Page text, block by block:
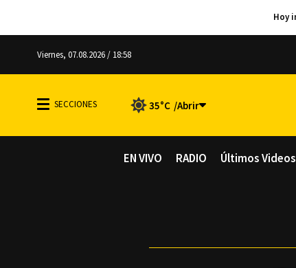
Viernes, 07.08.2026 / 18:58
35°C
EN VIVO RADIO Últimos Videos